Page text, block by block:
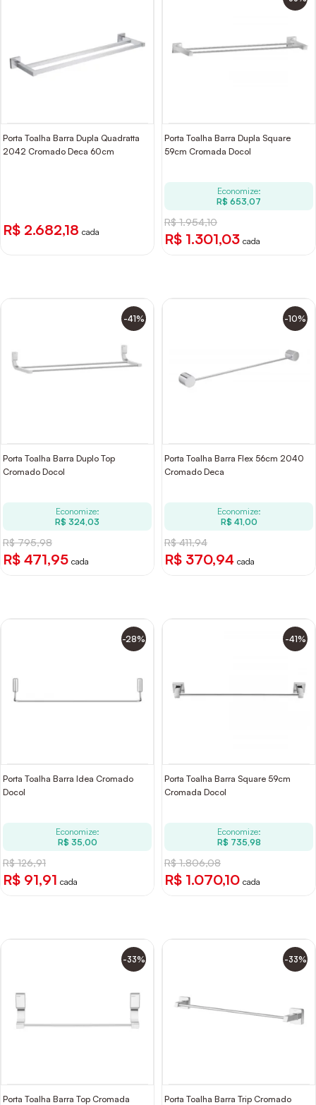
Porta Toalha Barra Dupla Quadratta
2042 Cromado Deca 60cm
R$ 2.682,18 cada
Porta Toalha Barra Dupla Square
59cm Cromada Docol
Economize:
R$ 653,07
R$ 1.954,10
R$ 1.301,03 cada
-41%
Porta Toalha Barra Duplo Top
Cromado Docol
Economize:
R$ 324,03
R$ 795,98
R$ 471,95 cada
-10%
Porta Toalha Barra Flex 56cm 2040
Cromado Deca
Economize:
R$ 41,00
R$ 411,94
R$ 370,94 cada
-28%
Porta Toalha Barra Idea Cromado
Docol
Economize:
R$ 35,00
R$ 126,91
R$ 91,91 cada
-41%
Porta Toalha Barra Square 59cm
Cromada Docol
Economize:
R$ 735,98
R$ 1.806,08
R$ 1.070,10 cada
-33%
Porta Toalha Barra Top Cromada
-33%
Porta Toalha Barra Trip Cromado